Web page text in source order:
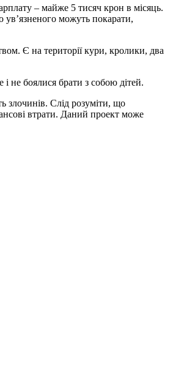
– майже 5 тисяч крон в місяць.
можуть покарати,
Є на території кури, кролики, два
і не боялися брати з собою дітей.
злочинів. Слід розуміти, що
втрати. Даний проект може